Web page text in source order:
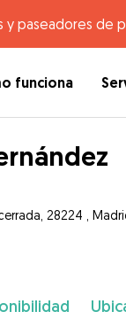
paseadores de
funciona
28224 ,